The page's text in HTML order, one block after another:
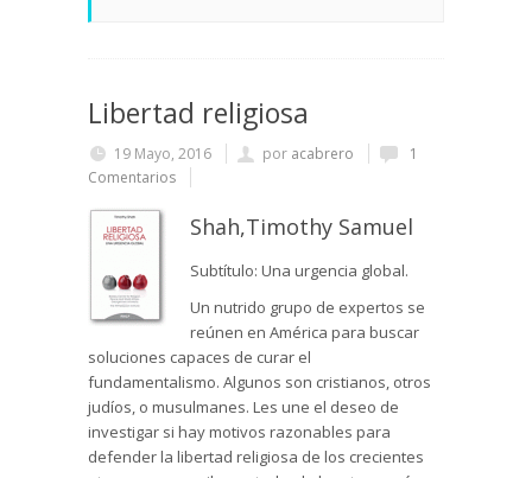
Libertad religiosa
19 Mayo, 2016 por acabrero
1
Comentarios
Shah,Timothy Samuel
Subtítulo: Una urgencia global.
Un nutrido grupo de expertos se
reúnen en América para buscar
soluciones capaces de curar el
fundamentalismo. Algunos son cristianos, otros
judíos, o musulmanes. Les une el deseo de
investigar si hay motivos razonables para
defender la libertad religiosa de los crecientes